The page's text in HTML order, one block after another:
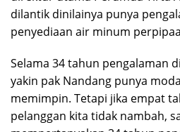
dilantik dinilainya punya
penyediaan air minum
Selama 34 tahun pengalaman
yakin pak Nandang punya
memimpin. Tetapi jika empat
pelanggan kita tidak nambah,